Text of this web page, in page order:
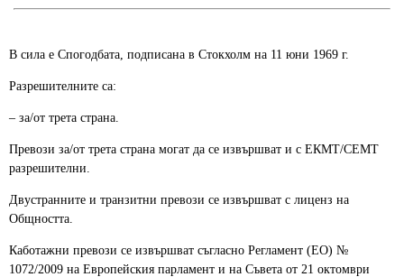
В сила е Спогодбата, подписана в Стокхолм на 11 юни 1969 г.
Разрешителните са:
– за/от трета страна.
Превози за/от трета страна могат да се извършват и с ЕКМТ/СЕМТ
разрешителни.
Двустранните и транзитни превози се извършват с лиценз на
Общността.
Каботажни превози се извършват съгласно Регламент (ЕО) №
1072/2009 на Европейския парламент и на Съвета от 21 октомври